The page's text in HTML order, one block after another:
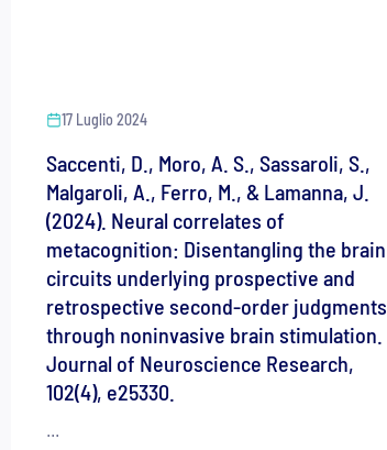
17 Luglio 2024
Saccenti, D., Moro, A. S., Sassaroli, S.,
Malgaroli, A., Ferro, M., & Lamanna, J.
(2024). Neural correlates of
metacognition: Disentangling the brain
circuits underlying prospective and
retrospective second‐order judgments
through noninvasive brain stimulation.
Journal of Neuroscience Research,
102(4), e25330.
...